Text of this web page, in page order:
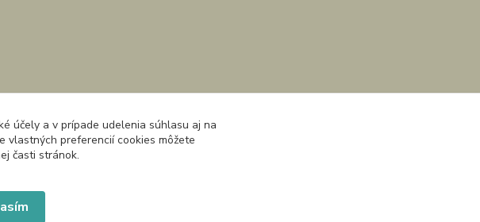
účely a v prípade udelenia súhlasu aj na
vlastných preferencií cookies môžete
časti stránok.